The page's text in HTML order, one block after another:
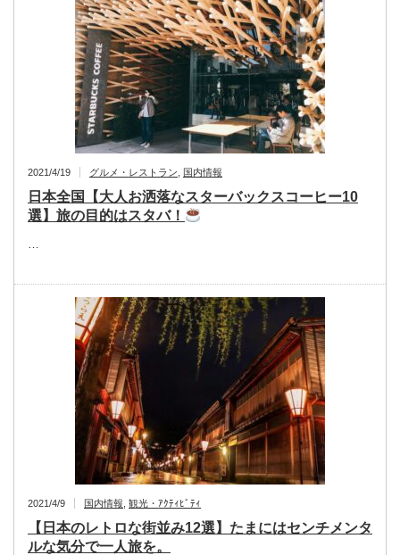
2021/4/19 グルメ・レストラン 国内情報
日本全国【大人お洒落なスターバックスコーヒー10
選】旅の目的はスタバ！
2021/4/9 国内情報 観光・ｱｸﾃｨﾋﾞﾃｨ
【日本のレトロな街並み12選】たまにはセンチメンタ
ルな気分で一人旅を。